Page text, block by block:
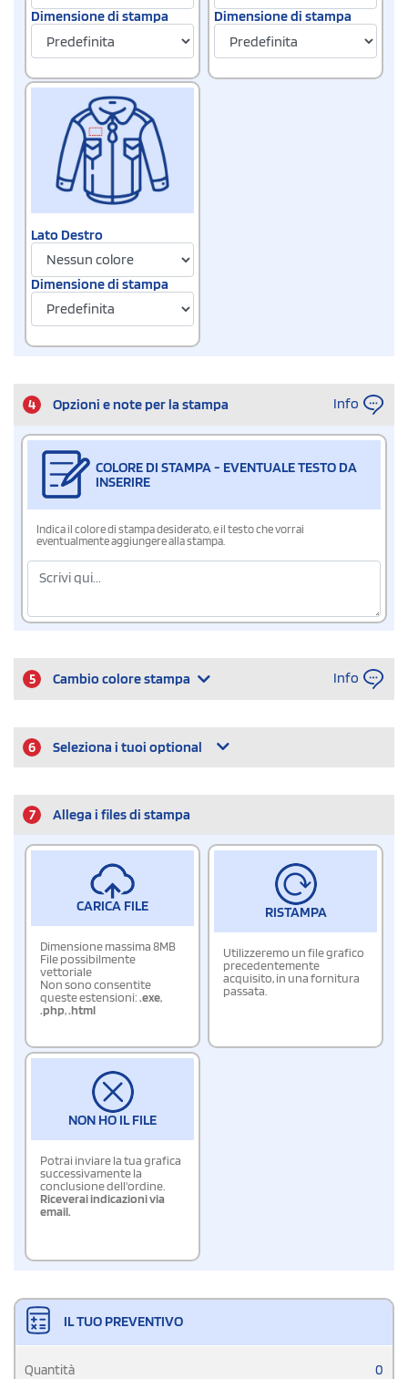
Dimensione di stampa Dimensione di stampa
Lato Destro
Dimensione di stampa
4 Opzioni e note per la stampa Info
COLORE DI STAMPA - EVENTUALE TESTO DA
INSERIRE
Indica il colore di stampa desiderato, e il testo che vorrai
eventualmente aggiungere alla stampa.
5 Cambio colore stampa Info
6 Seleziona i tuoi optional
7 Allega i files di stampa
CARICA FILE
Dimensione massima 8MB
File possibilmente
vettoriale
Non sono consentite
queste estensioni:.exe,
.php,.html
RISTAMPA
Utilizzeremo un file grafico
precedentemente
acquisito, in una fornitura
passata.
NON HO IL FILE
Potrai inviare la tua grafica
successivamente la
conclusione dell'ordine.
Riceverai indicazioni via
email.
IL TUO PREVENTIVO
Quantità 0